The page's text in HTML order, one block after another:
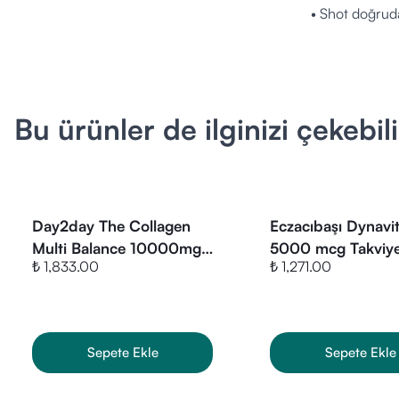
• Shot
• Portakal
Ürün Fiyatı
VitaminBox
Bu ürünler de ilginizi
Day2day The Collagen
Multi Balance 10000mg
45 Doz 540gr
₺ 1,833.00
Sepete Ekle
Eczacıbaşı
5000 mcg
Gıda 100 Tablet
₺ 1,271.00
Sepete Ekle